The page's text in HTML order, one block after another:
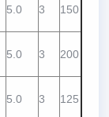
5.0 3 150
5.0 3 200
5.0 3 125